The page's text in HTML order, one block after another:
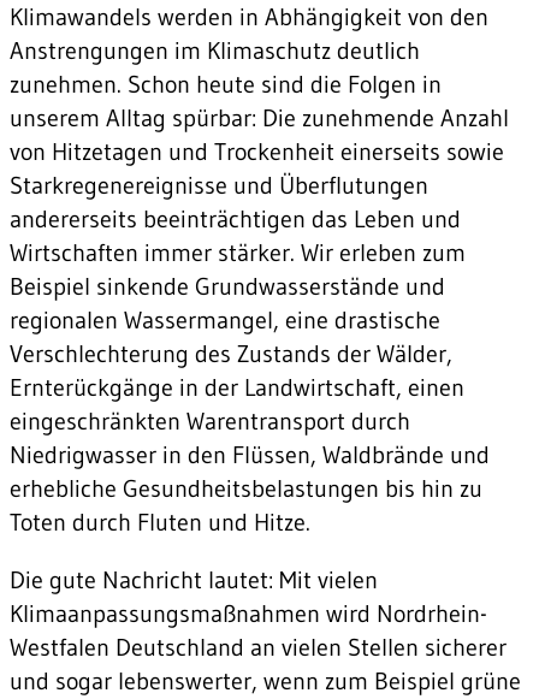
Klimawandels werden in Abhängigkeit von den
Anstrengungen im Klimaschutz deutlich
zunehmen. Schon heute sind die Folgen in
unserem Alltag spürbar: Die zunehmende Anzahl
von Hitzetagen und Trockenheit einerseits sowie
Starkregenereignisse und Überflutungen
andererseits beeinträchtigen das Leben und
Wirtschaften immer stärker. Wir erleben zum
Beispiel sinkende Grundwasserstände und
regionalen Wassermangel, eine drastische
Verschlechterung des Zustands der Wälder,
Ernterückgänge in der Landwirtschaft, einen
eingeschränkten Warentransport durch
Niedrigwasser in den Flüssen, Waldbrände und
erhebliche Gesundheitsbelastungen bis hin zu
Toten durch Fluten und Hitze.
Die gute Nachricht lautet: Mit vielen
Klimaanpassungsmaßnahmen wird Nordrhein-
Westfalen Deutschland an vielen Stellen sicherer
und sogar lebenswerter, wenn zum Beispiel grüne